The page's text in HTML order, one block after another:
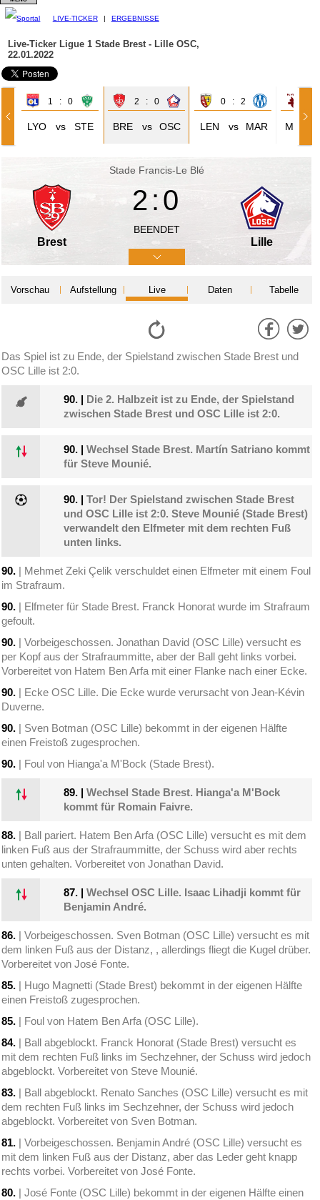
LIVE-TICKER | ERGEBNISSE
Live-Ticker Ligue 1 Stade Brest - Lille OSC,
22.01.2022
1 : 0
LYO vs STE
2 : 0
BRE vs OSC
0 : 2
LEN vs MAR MET
Stade Francis-Le Blé
Brest
2:0
BEENDET
Lille
Vorschau Aufstellung Live Daten Tabelle
Das Spiel ist zu Ende, der Spielstand zwischen Stade Brest und
OSC Lille ist 2:0.
90. | Die 2. Halbzeit ist zu Ende, der Spielstand
zwischen Stade Brest und OSC Lille ist 2:0.
90. |Wechsel Stade Brest. Martín Satriano kommt
für Steve Mounié.
90. |Tor! Der Spielstand zwischen Stade Brest
und OSC Lille ist 2:0. Steve Mounié (Stade Brest)
verwandelt den Elfmeter mit dem rechten Fuß
unten links.
90. | Mehmet Zeki Çelik verschuldet einen Elfmeter mit einem Foul
im Strafraum.
90. | Elfmeter für Stade Brest. Franck Honorat wurde im Strafraum
gefoult.
90. | Vorbeigeschossen. Jonathan David (OSC Lille) versucht es
per Kopf aus der Strafraummitte, aber der Ball geht links vorbei.
Vorbereitet von Hatem Ben Arfa mit einer Flanke nach einer Ecke.
90. | Ecke OSC Lille. Die Ecke wurde verursacht von Jean-Kévin
Duverne.
90. | Sven Botman (OSC Lille) bekommt in der eigenen Hälfte
einen Freistoß zugesprochen.
90. | Foul von Hianga'a M'Bock (Stade Brest).
89. |Wechsel Stade Brest. Hianga'a M'Bock
kommt für Romain Faivre.
88. | Ball pariert. Hatem Ben Arfa (OSC Lille) versucht es mit dem
linken Fuß aus der Strafraummitte, der Schuss wird aber rechts
unten gehalten. Vorbereitet von Jonathan David.
87. |Wechsel OSC Lille. Isaac Lihadji kommt für
Benjamin André.
86. | Vorbeigeschossen. Sven Botman (OSC Lille) versucht es mit
dem linken Fuß aus der Distanz, , allerdings fliegt die Kugel drüber.
Vorbereitet von José Fonte.
85. | Hugo Magnetti (Stade Brest) bekommt in der eigenen Hälfte
einen Freistoß zugesprochen.
85. | Foul von Hatem Ben Arfa (OSC Lille).
84. | Ball abgeblockt. Franck Honorat (Stade Brest) versucht es
mit dem rechten Fuß links im Sechzehner, der Schuss wird jedoch
abgeblockt. Vorbereitet von Steve Mounié.
83. | Ball abgeblockt. Renato Sanches (OSC Lille) versucht es mit
dem rechten Fuß links im Sechzehner, der Schuss wird jedoch
abgeblockt. Vorbereitet von Sven Botman.
81. | Vorbeigeschossen. Benjamin André (OSC Lille) versucht es
mit dem linken Fuß aus der Distanz, aber das Leder geht knapp
rechts vorbei. Vorbereitet von José Fonte.
80. | José Fonte (OSC Lille) bekommt in der eigenen Hälfte einen